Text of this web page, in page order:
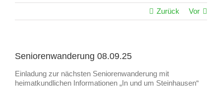
Zurück Vor
Seniorenwanderung 08.09.25
Einladung zur nächsten Seniorenwanderung mit
heimatkundlichen Informationen „In und um Steinhausen“